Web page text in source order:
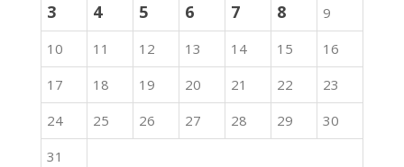
3 4 5 6 7 8
9
10
11 12 13 14 15
16
17
18 19 20 21 22
23
24
25 26 27 28 29
30
31